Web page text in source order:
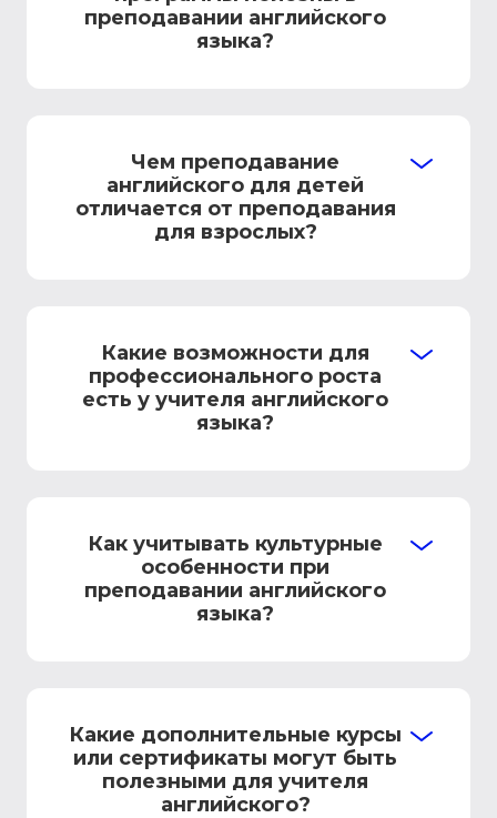
преподавании английского
языка?
Чем преподавание
английского для детей
отличается от преподавания
для взрослых?
Какие возможности для
профессионального роста
есть у учителя английского
языка?
Как учитывать культурные
особенности при
преподавании английского
языка?
Какие дополнительные курсы
или сертификаты могут быть
полезными для учителя
английского?